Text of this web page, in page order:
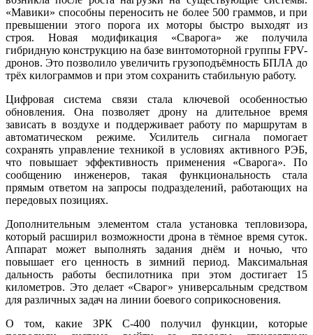
«Мавики» способны переносить не более 500 граммов, и при
превышении этого порога их моторы быстро выходят из
строя. Новая модификация «Сварога» же получила
гибридную конструкцию на базе винтомоторной группы FPV-
дронов. Это позволило увеличить грузоподъёмность БПЛА до
трёх килограммов и при этом сохранить стабильную работу.
Цифровая система связи стала ключевой особенностью
обновления. Она позволяет дрону на длительное время
зависать в воздухе и поддерживает работу по маршрутам в
автоматическом режиме. Усилитель сигнала помогает
сохранять управление техникой в условиях активного РЭБ,
что повышает эффективность применения «Сварога». По
сообщению инженеров, такая функциональность стала
прямым ответом на запросы подразделений, работающих на
передовых позициях.
Дополнительным элементом стала установка тепловизора,
который расширил возможности дрона в тёмное время суток.
Аппарат может выполнять задания днём и ночью, что
повышает его ценность в зимний период. Максимальная
дальность работы беспилотника при этом достигает 15
километров. Это делает «Сварог» универсальным средством
для различных задач на линии боевого соприкосновения.
О том, какие ЗРК С-400 получил функции, которые